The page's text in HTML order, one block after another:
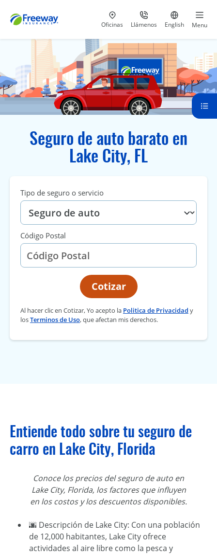
Visita nuestras
Oficinas Llámenos
al 800-441-5533
Ir al sitio
English Menu
Seguro de auto barato en
Lake City, FL
Tipo de seguro o servicio
Código Postal
Cotizar
Al hacer clic en Cotizar, Yo acepto la Politica de Privacidad y
losTerminos de Uso, que afectan mis derechos.
Entiende todo sobre tu seguro de
carro en Lake City, Florida
Conoce los precios del seguro de auto en
Lake City, Florida, los factores que influyen
en los costos y los descuentos disponibles.
🌆 Descripción de Lake City: Con una población
de 12,000 habitantes, Lake City ofrece
actividades al aire libre como la pesca y